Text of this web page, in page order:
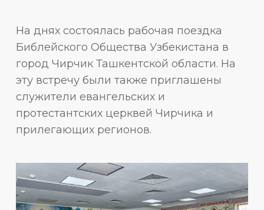
На днях состоялась рабочая поездка
Библейского Общества Узбекистана в
город Чирчик Ташкентской области. На
эту встречу были также приглашены
служители евангельских и
протестантских церквей Чирчика и
прилегающих регионов.